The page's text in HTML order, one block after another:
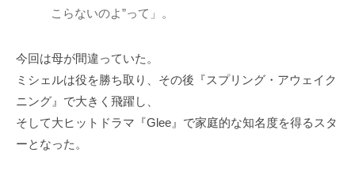
こらないのよ”って」。
今回は母が間違っていた。
ミシェルは役を勝ち取り、その後『スプリング・アウェイク
ニング』で大きく飛躍し、
そして大ヒットドラマ『Glee』で家庭的な知名度を得るスタ
ーとなった。